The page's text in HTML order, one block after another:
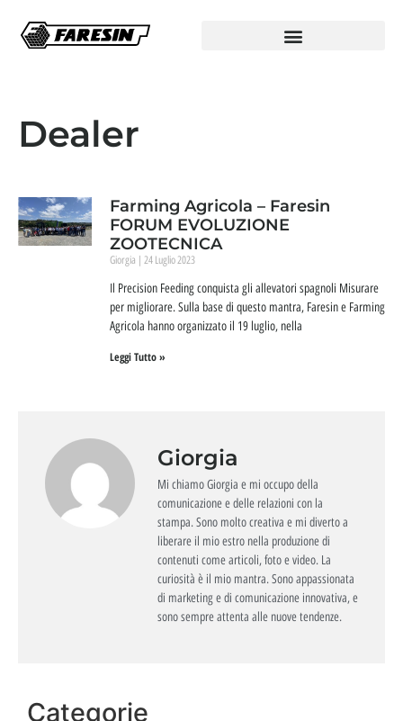
Dealer
Farming Agricola – Faresin
FORUM EVOLUZIONE
ZOOTECNICA
Giorgia 24 Luglio 2023
Il Precision Feeding conquista gli allevatori spagnoli Misurare
per migliorare. Sulla base di questo mantra, Faresin e Farming
Agricola hanno organizzato il 19 luglio, nella
Leggi Tutto »
Giorgia
Mi chiamo Giorgia e mi occupo della
comunicazione e delle relazioni con la
stampa. Sono molto creativa e mi diverto a
liberare il mio estro nella produzione di
contenuti come articoli, foto e video. La
curiosità è il mio mantra. Sono appassionata
di marketing e di comunicazione innovativa, e
sono sempre attenta alle nuove tendenze.
Categorie